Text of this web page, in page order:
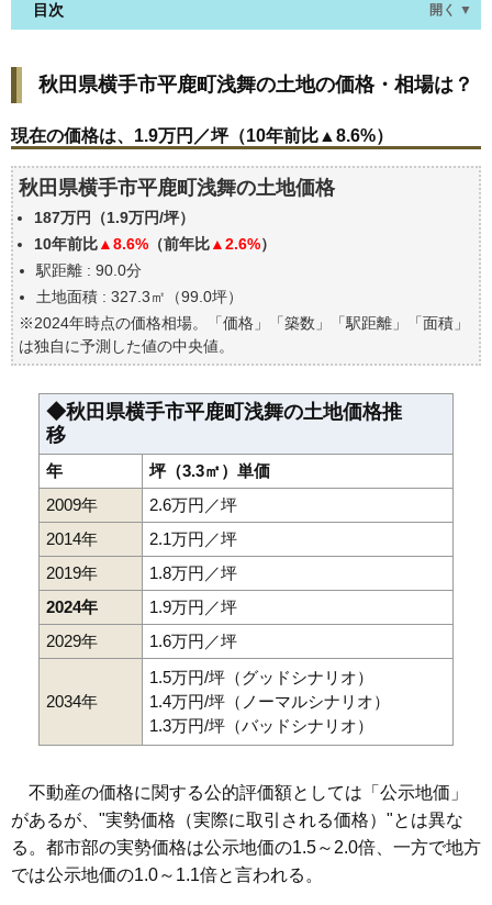
目次 開く ▼
現在の価格は、1.9万円／坪（10年前比▲8.6%）
価格を詳細に分析しよう
秋田県横手市平鹿町浅舞の土地の過去の売買事例
公示地価はいくら
エリアの将来性を人口予想から検討しよう
自分の年収でいくらの不動産が買える？
秋田県横手市平鹿町浅舞の土地の価格・相場は？
現在の価格は、1.9万円／坪（10年前比▲8.6%）
秋田県横手市平鹿町浅舞の土地価格
187万円（1.9万円/坪）
10年前比▲8.6% （前年比▲2.6%）
駅距離 : 90.0分
土地面積 : 327.3㎡（99.0坪）
※2024年時点の価格相場。「価格」「築数」「駅距離」「面積」
は独自に予測した値の中央値。
◆秋田県横手市平鹿町浅舞の土地価格推
移
年
坪（3.3㎡）単価
2009年
2.6万円／坪
2014年
2.1万円／坪
2019年
1.8万円／坪
2024年
1.9万円／坪
2029年
1.6万円／坪
2034年
1.5万円/坪（グッドシナリオ）
1.4万円/坪（ノーマルシナリオ）
1.3万円/坪（バッドシナリオ）
不動産の価格に関する公的評価額としては「公示地価」
があるが、"実勢価格（実際に取引される価格）"とは異な
る。都市部の実勢価格は公示地価の1.5～2.0倍、一方で地方
では公示地価の1.0～1.1倍と言われる。